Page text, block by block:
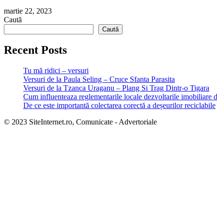
martie 22, 2023
Caută
Caută
Recent Posts
Tu mă ridici – versuri
Versuri de la Paula Seling – Cruce Sfanta Parasita
Versuri de la Tzanca Uraganu – Plang Si Trag Dintr-o Tigara
Cum influenteaza reglementarile locale dezvoltarile imobiliare
De ce este importantă colectarea corectă a deșeurilor reciclabile
© 2023 SiteInternet.ro, Comunicate - Advertoriale